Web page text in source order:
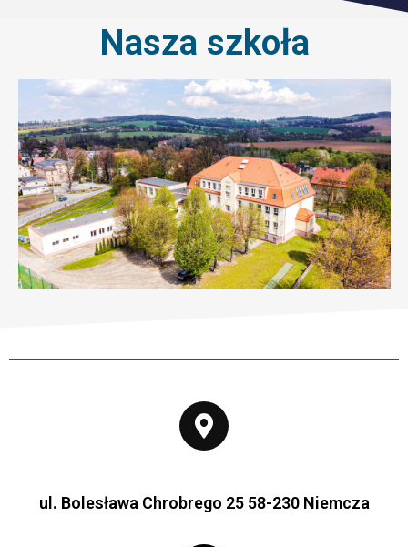
Nasza szkoła
ul. Bolesława Chrobrego 25 58-230 Niemcza